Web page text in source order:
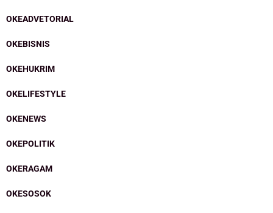
OKEADVETORIAL
OKEBISNIS
OKEHUKRIM
OKELIFESTYLE
OKENEWS
OKEPOLITIK
OKERAGAM
OKESOSOK